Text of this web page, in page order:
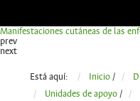
Manifestaciones cutáneas de las
prev
next
Está aquí: Inicio/
Unidades de apoyo/